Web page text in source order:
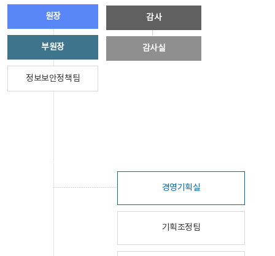
원장
부원장
정보보안정책팀
감사
감사실
경영기획실
기획조정팀